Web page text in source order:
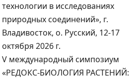
технологии в исследованиях
природных соединений», г.
Владивосток, о. Русский, 12-17
октября 2026 г.
V международный симпозиум
«РЕДОКС-БИОЛОГИЯ РАСТЕНИЙ: